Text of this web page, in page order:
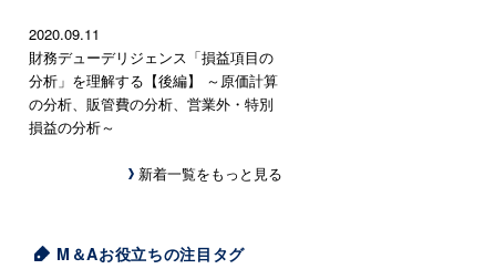
2020.09.11
財務デューデリジェンス「損益項目の
分析」を理解する【後編】 ～原価計算
の分析、販管費の分析、営業外・特別
損益の分析～
新着一覧をもっと見る
M＆Aお役立ちの注目タグ